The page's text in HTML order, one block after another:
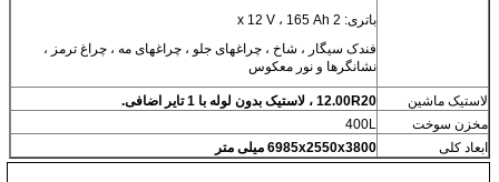
باتری: 2 x 12 V ، 165 Ah
فندک سیگار ، شاخ ، چراغهای جلو ، چراغهای مه ، چراغ ترمز ،
نشانگرها و نور معکوس
لاستیک ماشین
12.00R20 ، لاستیک بدون لوله با 1 تایر اضافی.
مخزن سوخت
400L
ابعاد کلی
6985x2550x3800 میلی متر